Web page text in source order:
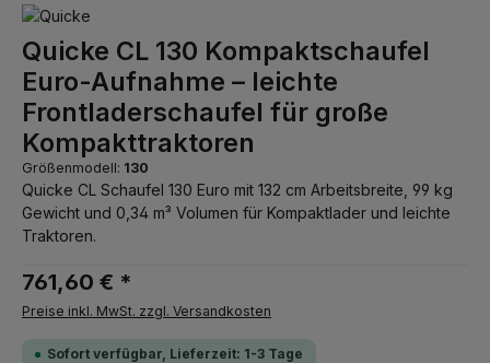
Quicke CL 130 Kompaktschaufel
Euro-Aufnahme – leichte
Frontladerschaufel für große
Kompakttraktoren
Größenmodell: 130
Quicke CL Schaufel 130 Euro mit 132 cm Arbeitsbreite, 99 kg
Gewicht und 0,34 m³ Volumen für Kompaktlader und leichte
Traktoren.
761,60 € *
Preise inkl. MwSt. zzgl. Versandkosten
Sofort verfügbar, Lieferzeit: 1-3 Tage